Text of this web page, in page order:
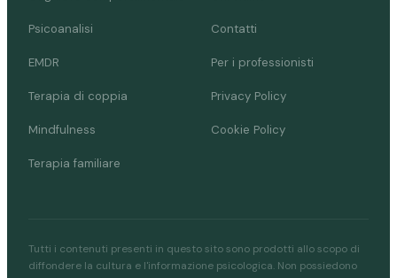
Psicoanalisi
EMDR
Terapia di coppia
Mindfulness
Terapia familiare
Contatti
Per i professionisti
Privacy Policy
Cookie Policy
Tutti i contenuti presenti in questo sito sono prodotti allo scopo di
diffondere la cultura e l'informazione psicologica. Non possiedono